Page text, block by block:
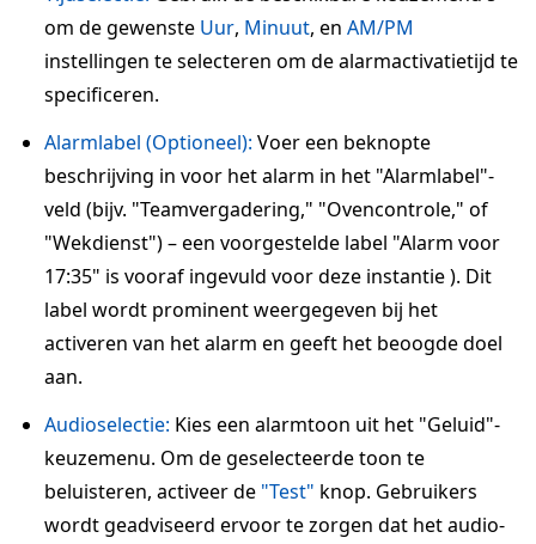
om de gewenste Uur, Minuut, en AM/PM
instellingen te selecteren om de alarmactivatietijd te
specificeren.
Alarmlabel (Optioneel): Voer een beknopte
beschrijving in voor het alarm in het "Alarmlabel"-
veld (bijv. "Teamvergadering," "Ovencontrole," of
"Wekdienst") – een voorgestelde label "Alarm voor
17:35" is vooraf ingevuld voor deze instantie ). Dit
label wordt prominent weergegeven bij het
activeren van het alarm en geeft het beoogde doel
aan.
Audioselectie: Kies een alarmtoon uit het "Geluid"-
keuzemenu. Om de geselecteerde toon te
beluisteren, activeer de "Test" knop. Gebruikers
wordt geadviseerd ervoor te zorgen dat het audio-